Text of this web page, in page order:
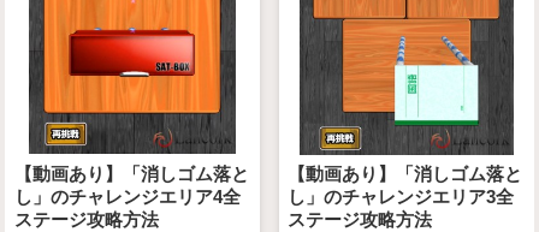
【動画あり】「消しゴム落と
し」のチャレンジエリア4全
ステージ攻略方法
【動画あり】「消しゴム落と
し」のチャレンジエリア3全
ステージ攻略方法